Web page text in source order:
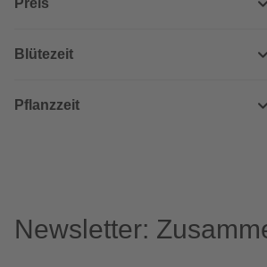
Preis
Blütezeit
Pflanzzeit
Newsletter: